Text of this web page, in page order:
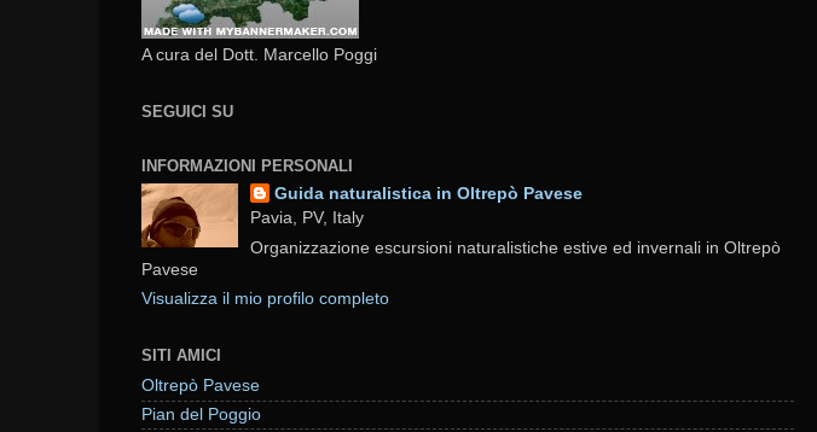
A cura del Dott. Marcello Poggi
SEGUICI SU
INFORMAZIONI PERSONALI
Guida naturalistica in Oltrepò Pavese
Pavia, PV, Italy
Organizzazione escursioni naturalistiche estive ed invernali in Oltrepò
Pavese
Visualizza il mio profilo completo
SITI AMICI
Oltrepò Pavese
Pian del Poggio